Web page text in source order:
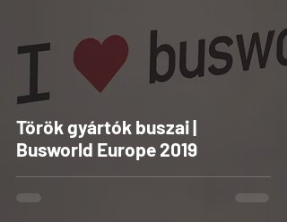
Török gyártók buszai |
Busworld Europe 2019